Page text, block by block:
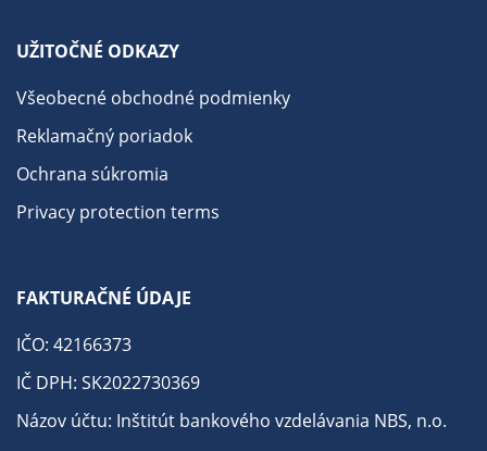
UŽITOČNÉ ODKAZY
Všeobecné obchodné podmienky
Reklamačný poriadok
Ochrana súkromia
Privacy protection terms
FAKTURAČNÉ ÚDAJE
IČO: 42166373
IČ DPH: SK2022730369
Názov účtu: Inštitút bankového vzdelávania NBS, n.o.